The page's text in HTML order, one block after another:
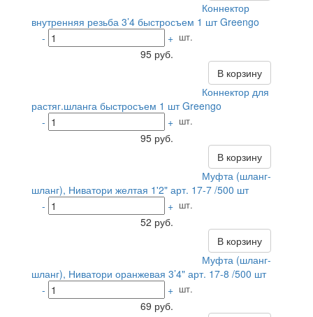
Коннектор
внутренняя резьба 3’4 быстросъем 1 шт Greengo
-
+ шт.
95 руб.
В корзину
Коннектор для
растяг.шланга быстросъем 1 шт Greengo
-
+ шт.
95 руб.
В корзину
Муфта (шланг-
шланг), Ниватори желтая 1'2" арт. 17-7 /500 шт
-
+ шт.
52 руб.
В корзину
Муфта (шланг-
шланг), Ниватори оранжевая 3’4" арт. 17-8 /500 шт
-
+ шт.
69 руб.